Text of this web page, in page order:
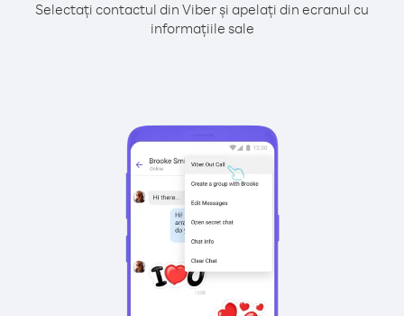
Selectați contactul din Viber și apelați din ecranul cu
informațiile sale